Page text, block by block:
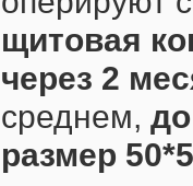
щитовая
через 2
среднем,
размер